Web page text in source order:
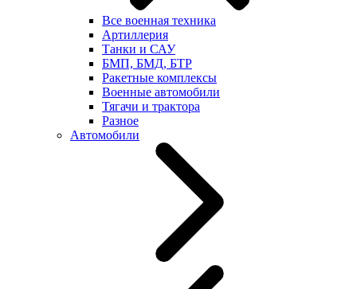
Все военная техника
Артиллерия
Танки и САУ
БМП, БМД, БТР
Ракетные комплексы
Военные автомобили
Тягачи и трактора
Разное
Автомобили